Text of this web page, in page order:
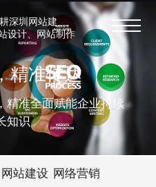
深圳网站建
设计、网站制作
精准传达
精准全面赋能企业持续
知识
网站建设 网络营销